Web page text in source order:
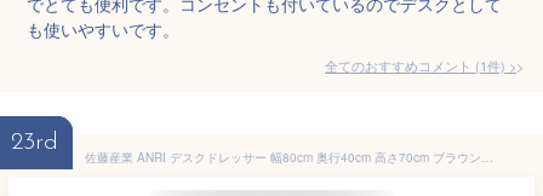
も使いやすいです。
全てのおすすめコメント (1件) >
23rd
佐藤産業 ANRI デスクドレッサー 幅80cm 奥行40cm 高さ70cm ブラウン スツール付き コンセント付き 選べる取っ手 AN70-80D BR